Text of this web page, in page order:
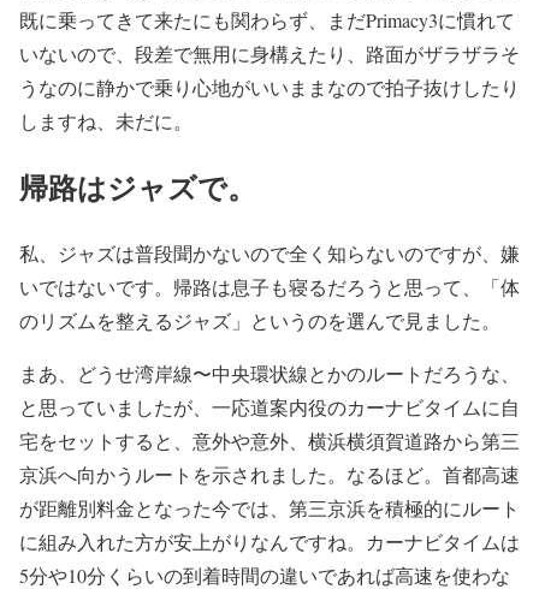
既に乗ってきて来たにも関わらず、まだPrimacy3に慣れて
いないので、段差で無用に身構えたり、路面がザラザラそ
うなのに静かで乗り心地がいいままなので拍子抜けしたり
しますね、未だに。
帰路はジャズで。
私、ジャズは普段聞かないので全く知らないのですが、嫌
いではないです。帰路は息子も寝るだろうと思って、「体
のリズムを整えるジャズ」というのを選んで見ました。
まあ、どうせ湾岸線〜中央環状線とかのルートだろうな、
と思っていましたが、一応道案内役のカーナビタイムに自
宅をセットすると、意外や意外、横浜横須賀道路から第三
京浜へ向かうルートを示されました。なるほど。首都高速
が距離別料金となった今では、第三京浜を積極的にルート
に組み入れた方が安上がりなんですね。カーナビタイムは
5分や10分くらいの到着時間の違いであれば高速を使わな